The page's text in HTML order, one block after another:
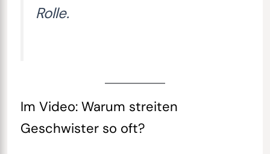
Rolle.
Im Video: Warum streiten
Geschwister so oft?